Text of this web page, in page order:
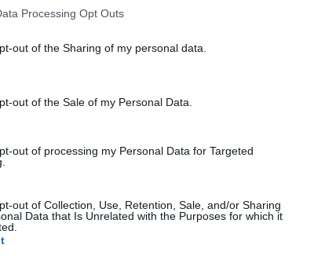
Processing Opt Outs
out of the Sharing of my personal data.
out of the Sale of my Personal Data.
out of processing my Personal Data for Targeted
out of Collection, Use, Retention, Sale, and/or Sharing
Data that Is Unrelated with the Purposes for which it